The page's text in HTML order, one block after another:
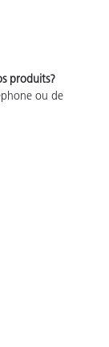
produits?
ou de